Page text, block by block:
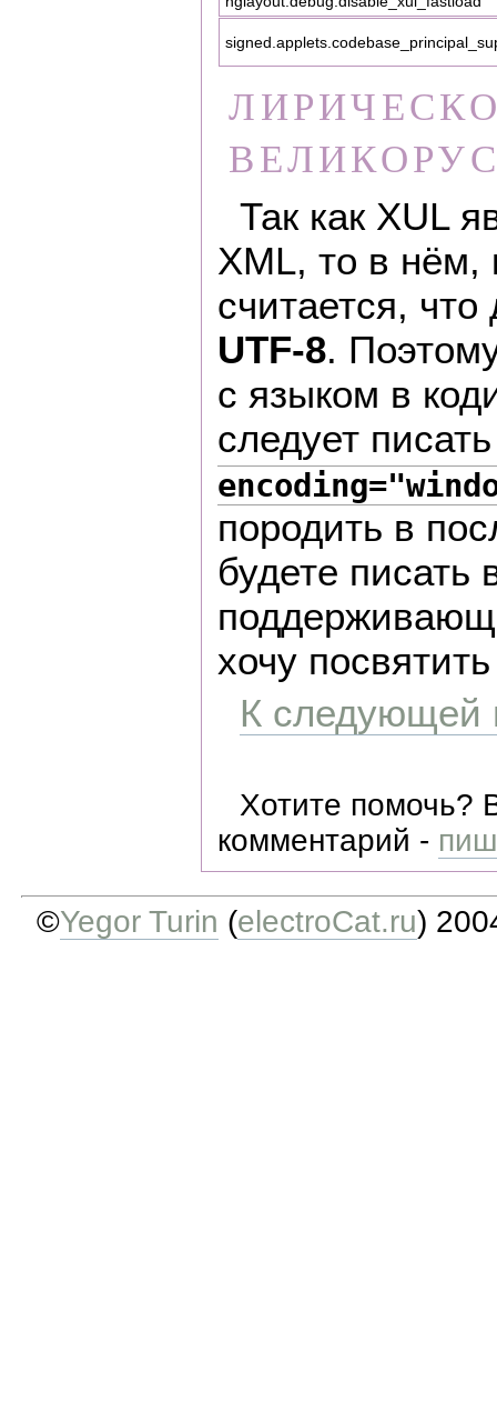
Так как XUL
XML, то в нём,
считается,
UTF-8.
с языком в
следует
породить в
будете
хочу
К следующей
Хотите помочь?
комментарий -
©Yegor Turin (electroCat.ru)